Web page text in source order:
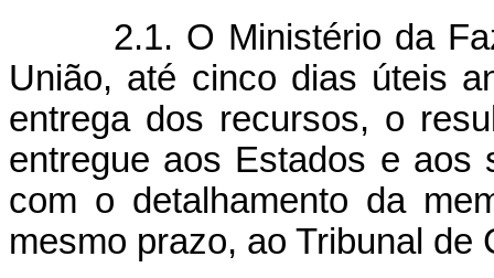
2.1. O Ministério da
União, até cinco dias úteis
entrega dos recursos, o
entregue aos Estados e aos
com o detalhamento da
mesmo prazo, ao Tribunal de